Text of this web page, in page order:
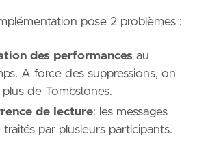
pose 2 problèmes :
des performances au
A force des suppressions, on
de Tombstones.
de lecture: les messages
par plusieurs participants.